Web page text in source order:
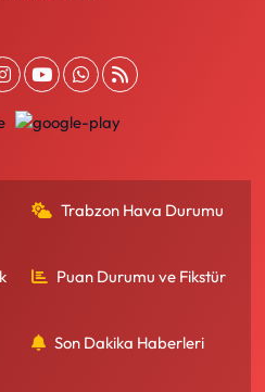
Trabzon Hava Durumu
Puan Durumu ve Fikstür
Son Dakika Haberleri